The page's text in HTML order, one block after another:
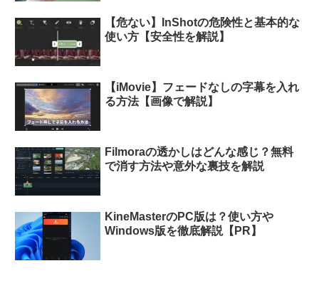
【危ない】InShotの危険性と基本的な
使い方【安全性を解説】
【iMovie】フェードなしの字幕を入れ
る方法【画像で解説】
Filmoraの透かしはどんな感じ？無料
で消す方法や意外な裏技を解説
KineMasterのPC版は？使い方や
Windows版を徹底解説【PR】